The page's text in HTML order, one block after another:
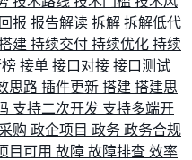
报 报告解读 拆解 拆解低代
建 持续交付 持续优化 持续
接单 接口对接 接口测试
思路 插件更新 搭建 搭建思
支持二次开发 支持多端开
购 政企项目 政务 政务合规
目可用 故障 故障排查 效率